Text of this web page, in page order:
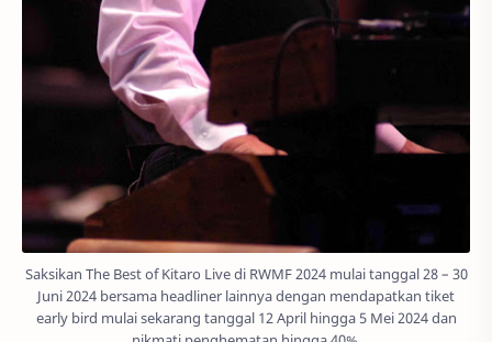
Saksikan The Best of Kitaro Live di RWMF 2024 mulai tanggal 28 – 30
Juni 2024 bersama headliner lainnya dengan mendapatkan tiket
early bird mulai sekarang tanggal 12 April hingga 5 Mei 2024 dan